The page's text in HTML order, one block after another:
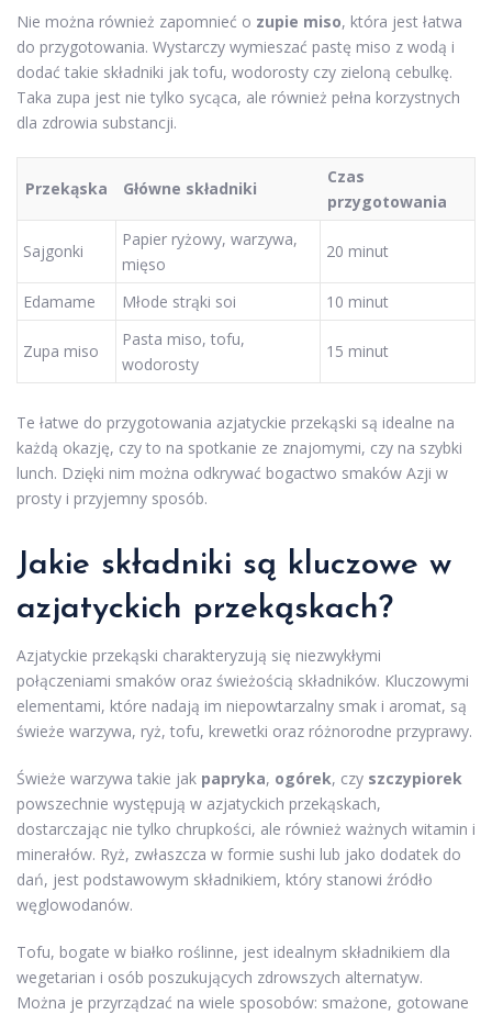
Nie można również zapomnieć o zupie miso, która jest łatwa
do przygotowania. Wystarczy wymieszać pastę miso z wodą i
dodać takie składniki jak tofu, wodorosty czy zieloną cebulkę.
Taka zupa jest nie tylko sycąca, ale również pełna korzystnych
dla zdrowia substancji.
Przekąska Główne składniki
Czas
przygotowania
Sajgonki
Papier ryżowy, warzywa,
mięso
20 minut
Edamame Młode strąki soi 10 minut
Zupa miso
Pasta miso, tofu,
wodorosty
15 minut
Te łatwe do przygotowania azjatyckie przekąski są idealne na
każdą okazję, czy to na spotkanie ze znajomymi, czy na szybki
lunch. Dzięki nim można odkrywać bogactwo smaków Azji w
prosty i przyjemny sposób.
Jakie składniki są kluczowe w
azjatyckich przekąskach?
Azjatyckie przekąski charakteryzują się niezwykłymi
połączeniami smaków oraz świeżością składników. Kluczowymi
elementami, które nadają im niepowtarzalny smak i aromat, są
świeże warzywa, ryż, tofu, krewetki oraz różnorodne przyprawy.
Świeże warzywa takie jak papryka, ogórek, czy szczypiorek
powszechnie występują w azjatyckich przekąskach,
dostarczając nie tylko chrupkości, ale również ważnych witamin i
minerałów. Ryż, zwłaszcza w formie sushi lub jako dodatek do
dań, jest podstawowym składnikiem, który stanowi źródło
węglowodanów.
Tofu, bogate w białko roślinne, jest idealnym składnikiem dla
wegetarian i osób poszukujących zdrowszych alternatyw.
Można je przyrządzać na wiele sposobów: smażone, gotowane